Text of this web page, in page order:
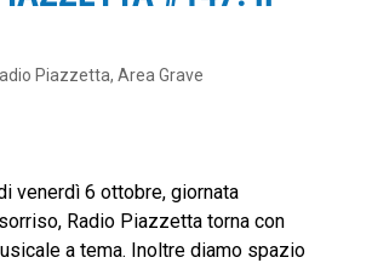
Piazzetta, Area Grave
venerdì 6 ottobre, giornata
Radio Piazzetta torna con
a tema. Inoltre diamo spazio